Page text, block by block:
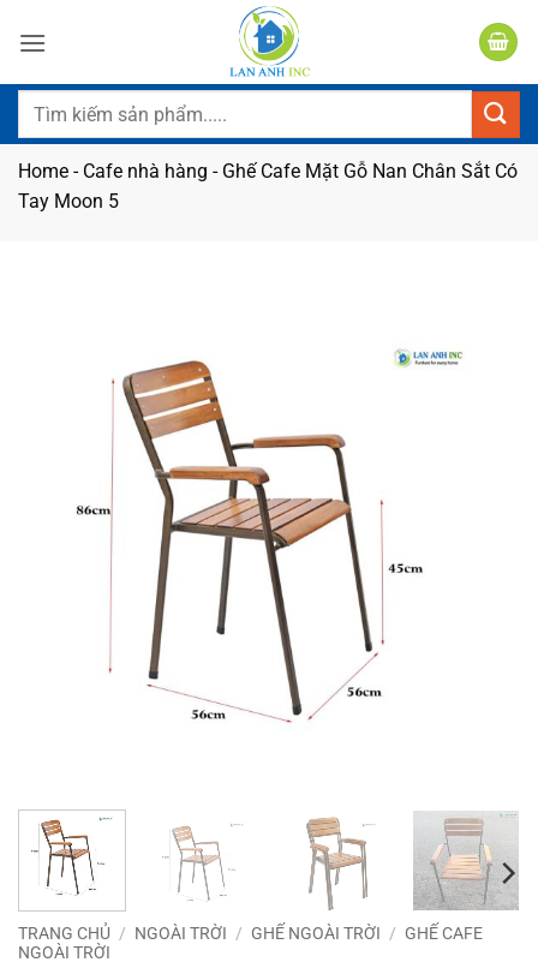
qua
dung
Tìm
Home - Cafe nhà hàng - Ghế Cafe Mặt Gỗ Nan Chân Sắt Có
Tay Moon 5
TRANG CHỦ / NGOÀI TRỜI / GHẾ NGOÀI TRỜI / GHẾ CAFE
NGOÀI TRỜI